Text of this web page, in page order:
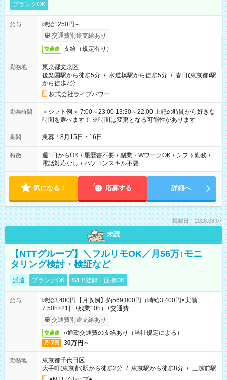
ブランクOK
給与
時給1250円～
交通費別途支給あり
交通費 支給（規定有り）
勤務地
東京都文京区
後楽園駅から徒歩5分 / 水道橋駅から徒歩5分 / 春日(東京都)駅
から徒歩7分
株式会社ライブパワー
勤務時間
＜シフト例＞ 7:00～23:00 13:30～22:00 上記の時間から好きな
時間を選べます！ ※時間は変更となる可能性があります
期間 急募！8月15日・16日
特徴 週1日からOK / 履歴書不要 / 副業・WワークOK / シフト勤務 /
電話対応なし / パソコンスキル不要
気になる！ 応募する 詳細へ
掲載日：2026.08.07
未読
【NTTグループ】＼フルリモOK／月56万↑モニ
タリング検討・検証など
派遣 ブランクOK WEB登録・面接OK
給与
時給3,400円【月収例】約569,000円（時給3,400円×実働
7.50h×21日+残業10h）+交通費
交通費別途支給あり
交通費 ○通勤交通費の支給あり（当社規定による）
月収例 30万円～
勤務地
東京都千代田区
大手町(東京都)駅から徒歩2分 / 東京駅から徒歩8分 / 三越前駅